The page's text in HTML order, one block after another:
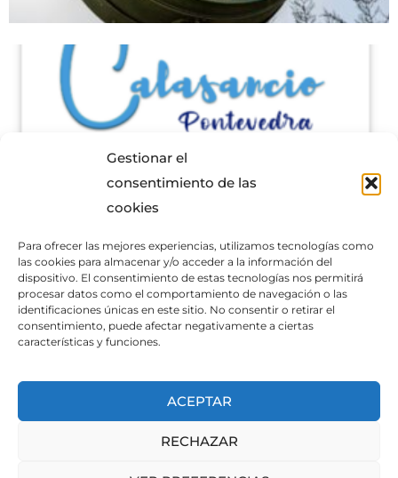
Gestionar el
consentimiento de las
cookies
Para ofrecer las mejores experiencias, utilizamos tecnologías como
las cookies para almacenar y/o acceder a la información del
dispositivo. El consentimiento de estas tecnologías nos permitirá
procesar datos como el comportamiento de navegación o las
identificaciones únicas en este sitio. No consentir o retirar el
consentimiento, puede afectar negativamente a ciertas
características y funciones.
ACEPTAR
RECHAZAR